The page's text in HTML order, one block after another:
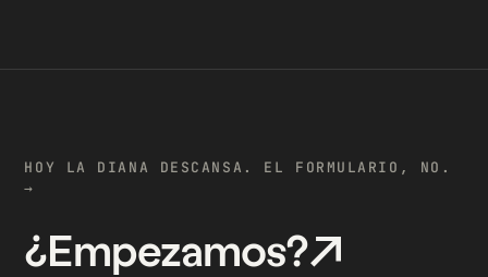
HOY LA DIANA DESCANSA. EL FORMULARIO, NO.
→
¿Empezamos?↗